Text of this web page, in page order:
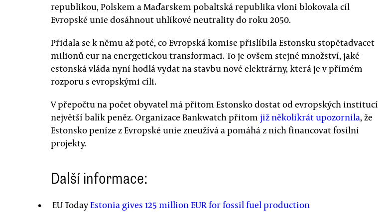
republikou, Polskem a Maďarskem pobaltská republika vloni blokovala cíl
Evropské unie dosáhnout uhlíkové neutrality do roku 2050.
Přidala se k němu až poté, co Evropská komise přislíbila Estonsku stopětadvacet
milionů eur na energetickou transformaci. To je ovšem stejné množství, jaké
estonská vláda nyní hodlá vydat na stavbu nové elektrárny, která je v přímém
rozporu s evropskými cíli.
V přepočtu na počet obyvatel má přitom Estonsko dostat od evropských institucí
největší balík peněz. Organizace Bankwatch přitomjiž několikrát upozornila, že
Estonsko peníze z Evropské unie zneužívá a pomáhá z nich financovat fosilní
projekty.
Další informace:
EU TodayEstonia gives 125 million EUR for fossil fuel production